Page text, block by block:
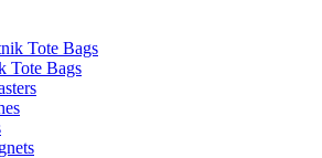
Tote Bags
Tote Bags